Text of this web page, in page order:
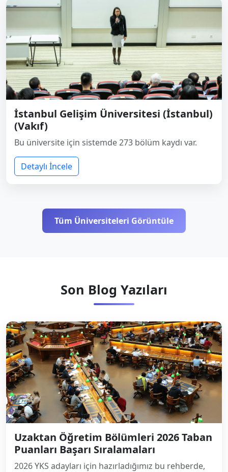
İstanbul Gelişim Üniversitesi (İstanbul)
(Vakıf)
Bu üniversite için sistemde 273 bölüm kaydı var.
Detaylı İncele
Tüm Üniversiteleri Görüntüle
Son Blog Yazıları
Uzaktan Öğretim Bölümleri 2026 Taban
Puanları Başarı Sıralamaları
2026 YKS adayları için hazırladığımız bu rehberde,